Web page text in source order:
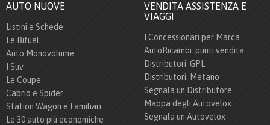
AUTO NUOVE
Listini e Schede
Le Bifuel
Auto Monovolume
I Suv
Le Coupe
Cabrio e Spider
Station Wagon e Familiari
Le 30 auto più economiche
VENDITA ASSISTENZA E
VIAGGI
I Concessionari per Marca
AutoRicambi: punti vendita
Distributori: GPL
Distributori: Metano
Segnala un Distributore
Mappa degli Autovelox
Segnala un Autovelox